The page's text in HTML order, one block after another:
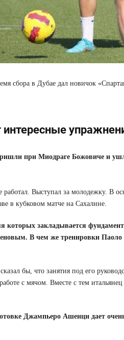
сбора в Дубае дал новичок
интересные
при Миодраге Божовиче и
Выступал за молодежку. В
в кубковом матче на Сахалине.
закладывается
В чем же тренировки Паоло
бы, что занятия под его
с мячом. Вместе с тем
Джампьеро Ашенци дает